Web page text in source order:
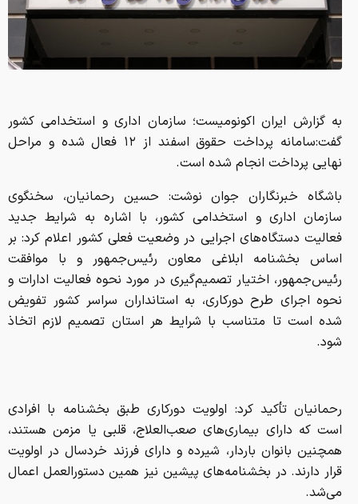
به گزارش ایران اکونومیست؛ سازمان اداری و استخدامی کشور
گفت:سامانه پرداخت حقوق اسفند از ۱۲ فعال شده و مراحل
نهایی پرداخت انجام شده است.
باشگاه خبرنگاران جوان نوشت: حسین رحمانیان، سخنگوی
سازمان اداری و استخدامی کشور، با اشاره به شرایط جدید
فعالیت دستگاه‌های اجرایی در وضعیت فعلی کشور اعلام کرد: بر
اساس بخشنامه ابلاغی معاون رئیس‌جمهور و با موافقت
رئیس‌جمهور، اختیار تصمیم‌گیری در مورد نحوه فعالیت ادارات و
نحوه اجرای طرح دورکاری، به استانداران سراسر کشور تفویض
شده است تا متناسب با شرایط هر استان تصمیم لازم اتخاذ
شود.
رحمانیان تأکید کرد: اولویت دورکاری طبق بخشنامه با افرادی
است که دارای بیماری‌های صعب‌العلاج، قلبی یا مزمن هستند،
همچنین بانوان باردار، شیرده و دارای فرزند خردسال در اولویت
قرار دارند. در بخشنامه‌های پیشین نیز همین دستورالعمل اعمال
می‌شد.